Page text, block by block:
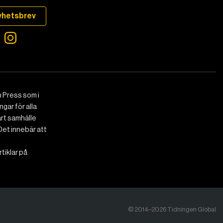
som i
för alla
samhälle
innebär att
på
© 2014–2026 Tidningen Global